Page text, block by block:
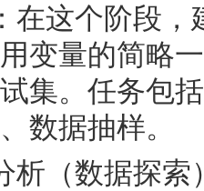
在这个阶段
变量的简略
集。任务包
数据抽样。
析（数据探